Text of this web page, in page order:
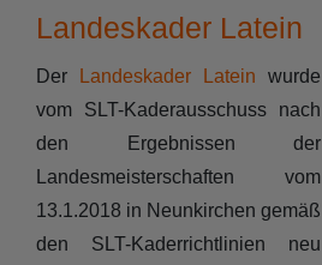
Landeskader Latein
Der Landeskader Latein wurde
vom SLT-Kaderausschuss nach
den Ergebnissen der
Landesmeisterschaften vom
13.1.2018 in Neunkirchen gemäß
den SLT-Kaderrichtlinien neu